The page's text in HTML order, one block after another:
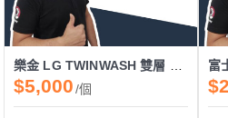
$5,000/個